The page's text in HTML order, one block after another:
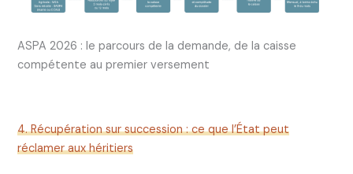
ASPA 2026 : le parcours de la demande, de la caisse
compétente au premier versement
4. Récupération sur succession : ce que l’État peut
réclamer aux héritiers